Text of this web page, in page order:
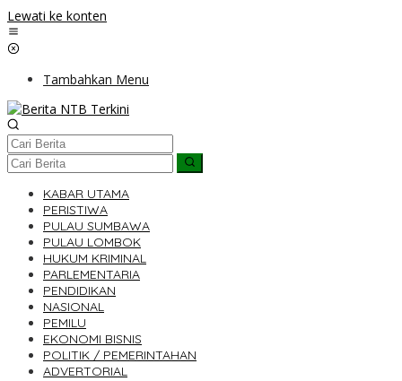
Lewati ke konten
Tambahkan Menu
KABAR UTAMA
PERISTIWA
PULAU SUMBAWA
PULAU LOMBOK
HUKUM KRIMINAL
PARLEMENTARIA
PENDIDIKAN
NASIONAL
PEMILU
EKONOMI BISNIS
POLITIK / PEMERINTAHAN
ADVERTORIAL